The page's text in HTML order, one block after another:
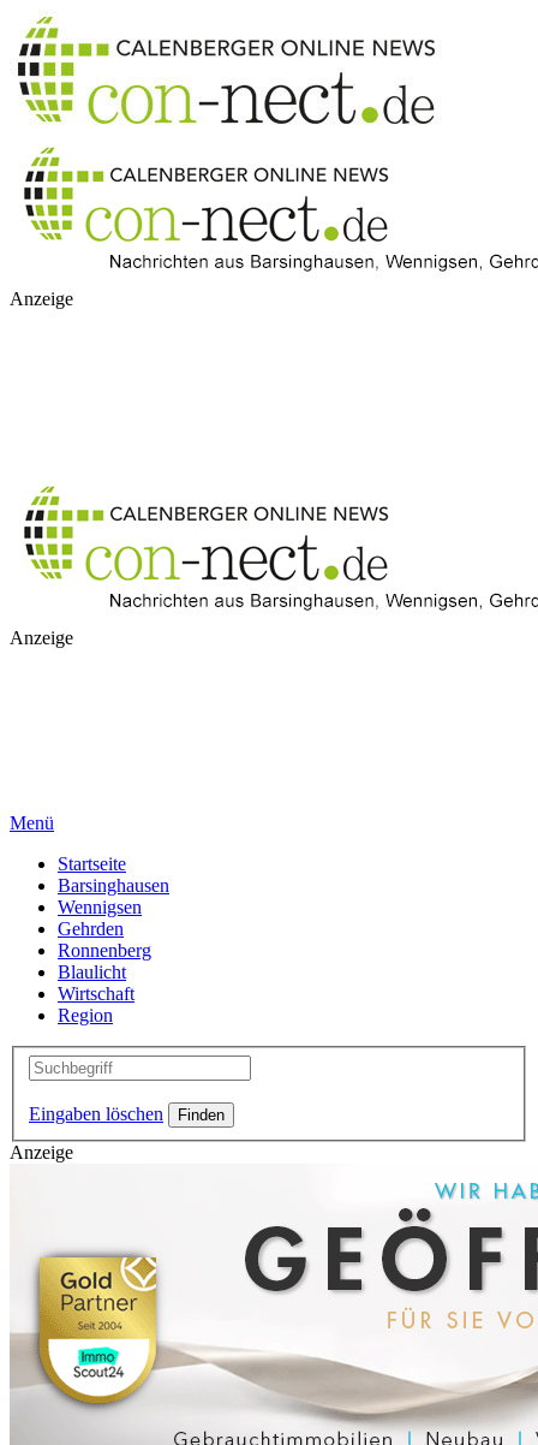
Anzeige
Anzeige
Menü
Startseite
Barsinghausen
Wennigsen
Gehrden
Ronnenberg
Blaulicht
Wirtschaft
Region
Eingaben löschen
Anzeige